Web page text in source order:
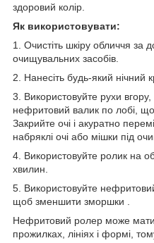
здоровий колір.
Як використовувати:
1. Очистіть шкіру обличчя за
очищувальних засобів.
2. Нанесіть будь-який нічний
3. Використовуйте рухи вгору,
нефритовий валик по лобі,
Закрийте очі і акуратно
набряклі очі або мішки під
4. Використовуйте ролик на
хвилин.
5. Використовуйте
щоб зменшити зморшки .
Нефритовий ролер може мати
прожилках, лініях і формі,